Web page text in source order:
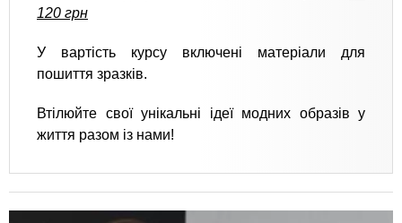
120 грн
У вартість курсу включені матеріали для
пошиття зразків.
Втілюйте свої унікальні ідеї модних образів у
життя разом із нами!